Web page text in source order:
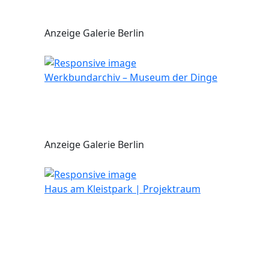
Anzeige Galerie Berlin
Werkbundarchiv – Museum der Dinge
Anzeige Galerie Berlin
Haus am Kleistpark | Projektraum